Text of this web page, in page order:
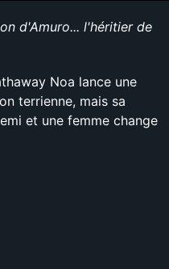
d'Amuro... l'héritier de
Noa lance une
terrienne, mais sa
et une femme change